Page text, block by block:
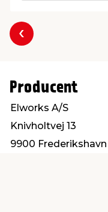
Forrige
Producent
Elworks A/S
Knivholtvej 13
9900 Frederikshavn